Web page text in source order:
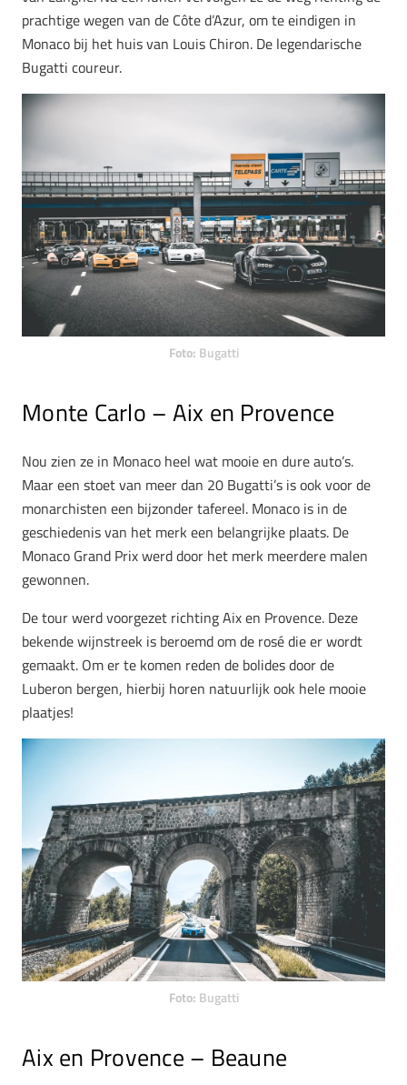
prachtige wegen van de Côte d’Azur, om te eindigen in
Monaco bij het huis van Louis Chiron. De legendarische
Bugatti coureur.
Foto: Bugatti
Monte Carlo – Aix en Provence
Nou zien ze in Monaco heel wat mooie en dure auto’s.
Maar een stoet van meer dan 20 Bugatti’s is ook voor de
monarchisten een bijzonder tafereel. Monaco is in de
geschiedenis van het merk een belangrijke plaats. De
Monaco Grand Prix werd door het merk meerdere malen
gewonnen.
De tour werd voorgezet richting Aix en Provence. Deze
bekende wijnstreek is beroemd om de rosé die er wordt
gemaakt. Om er te komen reden de bolides door de
Luberon bergen, hierbij horen natuurlijk ook hele mooie
plaatjes!
Foto: Bugatti
Aix en Provence – Beaune